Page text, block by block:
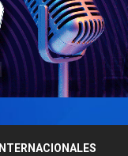
INTERNACIONALES